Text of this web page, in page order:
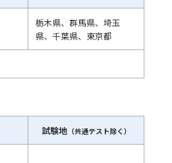
栃木県、群馬県、埼玉
県、千葉県、東京都
試験地（共通テスト除く）